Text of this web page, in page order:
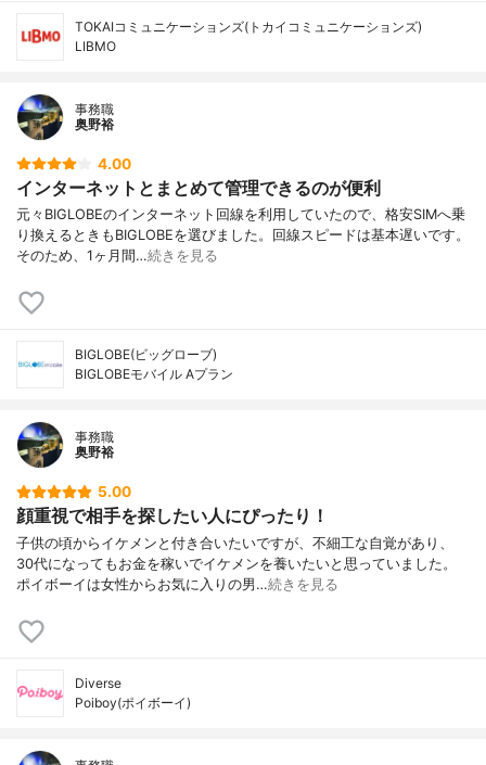
TOKAIコミュニケーションズ(トカイコミュニケーションズ)
LIBMO
事務職
奥野裕
4.00
インターネットとまとめて管理できるのが便利
元々BIGLOBEのインターネット回線を利用していたので、格安SIMへ乗
り換えるときもBIGLOBEを選びました。回線スピードは基本遅いです。
そのため、1ヶ月間…続きを見る
BIGLOBE(ビッグローブ)
BIGLOBEモバイル Aプラン
事務職
奥野裕
5.00
顔重視で相手を探したい人にぴったり！
子供の頃からイケメンと付き合いたいですが、不細工な自覚があり、
30代になってもお金を稼いでイケメンを養いたいと思っていました。
ポイボーイは女性からお気に入りの男…続きを見る
Diverse
Poiboy(ポイボーイ)